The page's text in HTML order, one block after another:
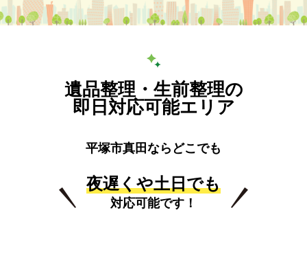
遺品整理・生前整理の
即日対応可能エリア
平塚市真田ならどこでも
夜遅くや土日でも
対応可能です！